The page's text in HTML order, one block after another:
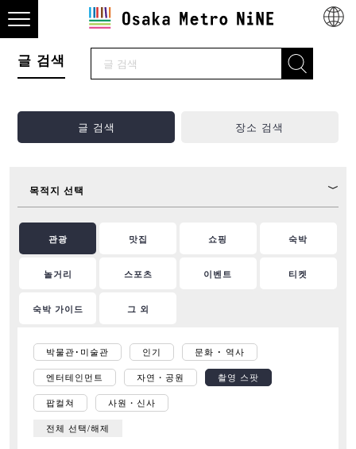
글 검색
글 검색 장소 검색
목적지 선택
관광 맛집 쇼핑 숙박
놀거리 스포츠 이벤트 티켓
숙박 가이드 그 외
박물관･미술관 인기 문화 ･ 역사
엔터테인먼트 자연・공원 촬영 스팟
팝컬쳐 사원・신사
전체 선택/해제